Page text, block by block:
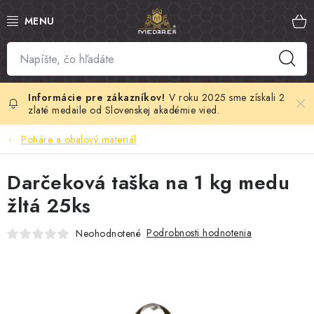
na
SLOVENSKÝ MED
MANUKA MED
VČELÍ PEĽ
MATERSKÁ KAŠIČKA
VČELÍ JED
V roku 2025 sme získali 2
zlaté medaile od Slovenskej akadémie vied.
Poháre a obalový materiál
Darčeková taška na 1 kg medu
žltá 25ks
Neohodnotené Podrobnosti hodnotenia